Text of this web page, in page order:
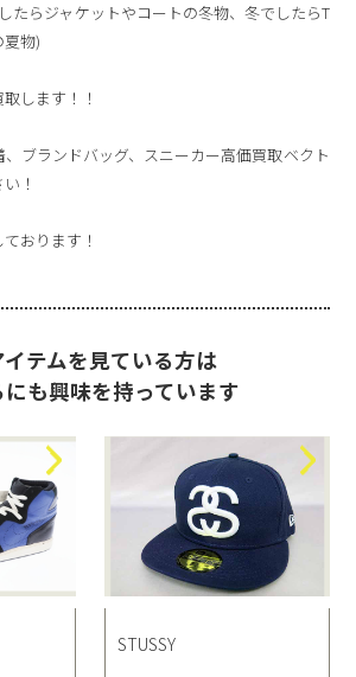
たらジャケットやコートの冬物、冬でしたらT
物)
します！！
ブランドバッグ、スニーカー高価買取ベクト
！
おります！
イテムを見ている方は
にも興味を持っています
STUSSY